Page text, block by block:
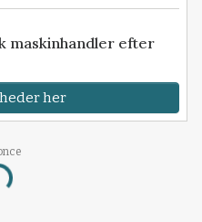
maskinhandler efter
her